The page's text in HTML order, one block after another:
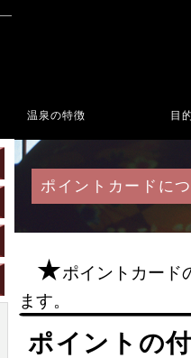
ポイントカードに
★ポイントカード
ます。
ポイントの
温泉の特徴 目